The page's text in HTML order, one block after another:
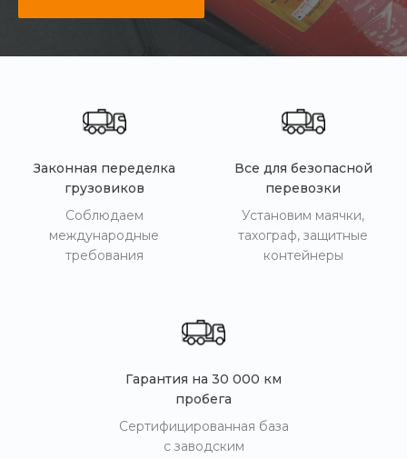
Законная переделка
грузовиков
Соблюдаем
международные
требования
Все для безопасной
перевозки
Установим маячки,
тахограф, защитные
контейнеры
Гарантия на 30 000 км
пробега
Сертифицированная база
с заводским